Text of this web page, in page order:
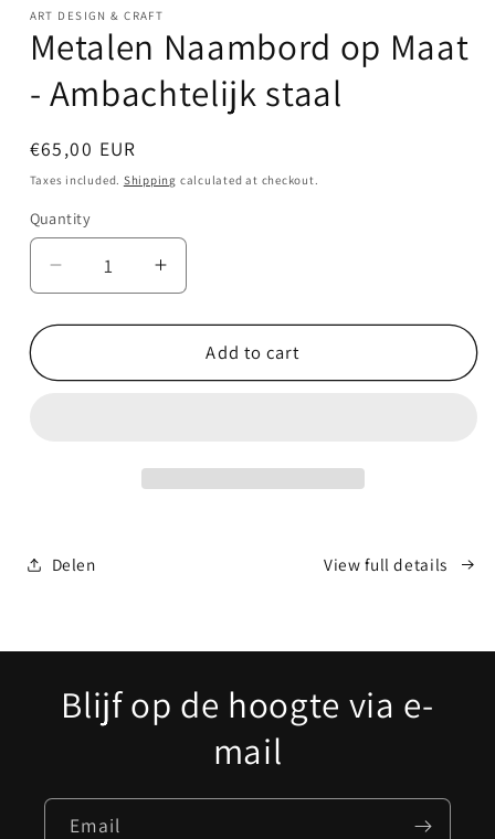
modal
ART DESIGN & CRAFT
Metalen Naambord op Maat
- Ambachtelijk staal
Regular
price
€65,00 EUR
Taxes included. Shipping calculated at checkout.
Quantity
Quantity
Decrease
quantity
for
Naambord
Increase
quantity
for
Metalen
Naambord
Add to cart
Delen View full details
Blijf op de hoogte via e-
mail
Email